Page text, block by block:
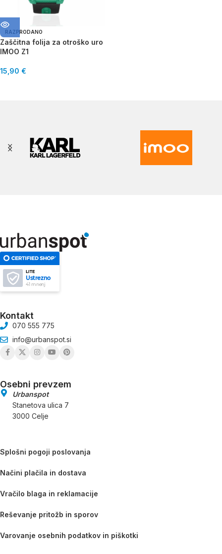
RAZPRODANO
Zaščitna folija za otroško uro
IMOO Z1
15,90 €
LITE
Ustrezno
41 mnenj
Kontakt
070 555 775
info@urbanspot.si
Osebni prevzem
Urbanspot
Stanetova ulica 7
3000 Celje
Splošni pogoji poslovanja
Načini plačila in dostava
Vračilo blaga in reklamacije
Reševanje pritožb in sporov
Varovanje osebnih podatkov in piškotki